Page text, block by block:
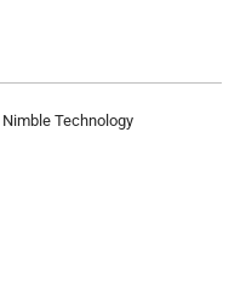
Nimble Technology